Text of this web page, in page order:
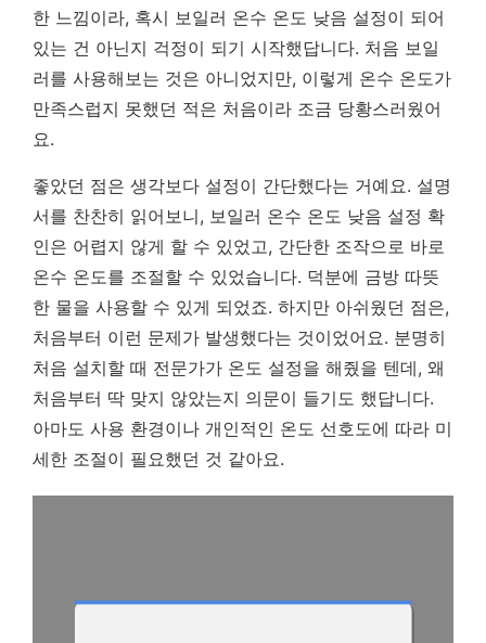
한 느낌이라, 혹시 보일러 온수 온도 낮음 설정이 되어
있는 건 아닌지 걱정이 되기 시작했답니다. 처음 보일
러를 사용해보는 것은 아니었지만, 이렇게 온수 온도가
만족스럽지 못했던 적은 처음이라 조금 당황스러웠어
요.
좋았던 점은 생각보다 설정이 간단했다는 거예요. 설명
서를 찬찬히 읽어보니, 보일러 온수 온도 낮음 설정 확
인은 어렵지 않게 할 수 있었고, 간단한 조작으로 바로
온수 온도를 조절할 수 있었습니다. 덕분에 금방 따뜻
한 물을 사용할 수 있게 되었죠. 하지만 아쉬웠던 점은,
처음부터 이런 문제가 발생했다는 것이었어요. 분명히
처음 설치할 때 전문가가 온도 설정을 해줬을 텐데, 왜
처음부터 딱 맞지 않았는지 의문이 들기도 했답니다.
아마도 사용 환경이나 개인적인 온도 선호도에 따라 미
세한 조절이 필요했던 것 같아요.